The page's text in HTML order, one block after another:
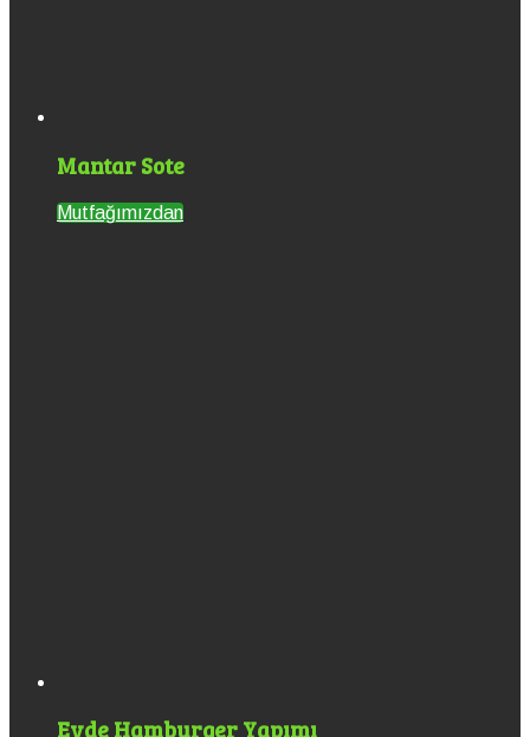
Mantar Sote
Mutfağımızdan
Evde Hamburger Yapımı